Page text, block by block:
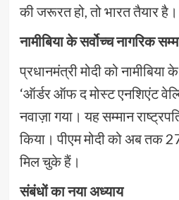
की जरूरत हो, तो भारत तैयार है।
नामीबिया के सर्वोच्च नागरिक
प्रधानमंत्री मोदी को नामीबिया
‘ऑर्डर ऑफ द मोस्ट एनशिएंट
नवाज़ा गया। यह सम्मान
किया। पीएम मोदी को अब तक
मिल चुके हैं।
संबंधों का नया अध्याय